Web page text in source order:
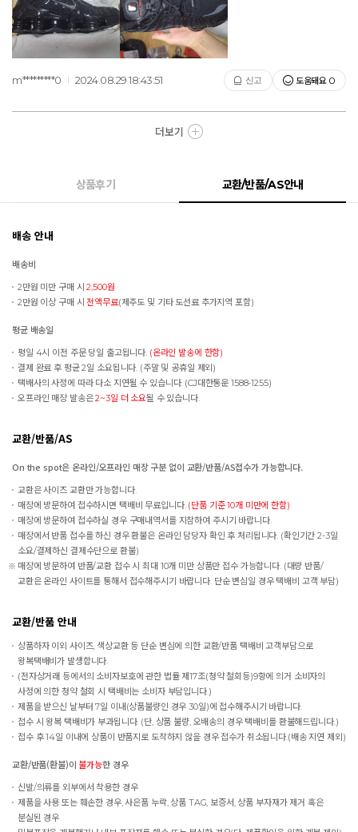
m*********0 2024.08.29 18:43:51 신고 도움돼요 0
더보기
상품후기 교환/반품/AS안내
배송 안내
배송비
2만원 미만 구매 시2,500원
2만원 이상 구매 시전액무료(제주도 및 기타 도선료 추가지역 포함)
평균 배송일
평일 4시 이전 주문 당일 출고됩니다. (온라인 발송에 한함)
결제 완료 후 평균 2일 소요됩니다. (주말 및 공휴일 제외)
택배사의 사정에 따라 다소 지연될 수 있습니다. (CJ대한통운 1588-1255)
오프라인 매장 발송은2~3일 더 소요될 수 있습니다.
교환/반품/AS
On the spot은 온라인/오프라인 매장 구분 없이 교환/반품/AS접수가 가능합니다.
교환은 사이즈 교환만 가능합니다.
매장에 방문하여 접수하시면 택배비 무료입니다. (단품 기준 10개 미만에 한함)
매장에 방문하여 접수하실 경우 구매내역서를 지참하여 주시기 바랍니다.
매장에서 반품 접수를 하신 경우 환불은 온라인 담당자 확인 후 처리됩니다. (확인기간 2-3일
소요/결제하신 결제수단으로 환불)
매장에 방문하여 반품/교환 접수 시 최대 10개 미만 상품만 접수 가능합니다. (대량 반품/
교환은 온라인 사이트를 통해서 접수해주시기 바랍니다. 단순 변심일 경우 택배비 고객 부담)
교환/반품 안내
상품하자 이외 사이즈, 색상교환 등 단순 변심에 의한 교환/반품 택배비 고객부담으로
왕복택배비가 발생합니다.
(전자상거래 등에서의 소비자보호에 관한 법률 제17조(청약 철회등)9항에 의거 소비자의
사정에 의한 청약 철회 시 택배비는 소비자 부담입니다.)
제품을 받으신 날부터 7일 이내(상품불량인 경우 30일)에 접수해주시기 바랍니다.
접수 시 왕복 택배비가 부과됩니다. (단, 상품 불량, 오배송의 경우 택배비를 환불해드립니다.)
접수 후 14일 이내에 상품이 반품지로 도착하지 않을 경우 접수가 취소됩니다.(배송 지연 제외)
교환/반품(환불)이 불가능한 경우
신발/의류를 외부에서 착용한 경우
제품을 사용 또는 훼손한 경우, 사은품 누락, 상품 TAG, 보증서, 상품 부자재가 제거 혹은
분실된 경우